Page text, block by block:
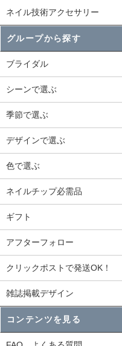
ネイル技術アクセサリー
グループから探す
ブライダル
シーンで選ぶ
季節で選ぶ
デザインで選ぶ
色で選ぶ
ネイルチップ必需品
ギフト
アフターフォロー
クリックポストで発送OK！
雑誌掲載デザイン
コンテンツを見る